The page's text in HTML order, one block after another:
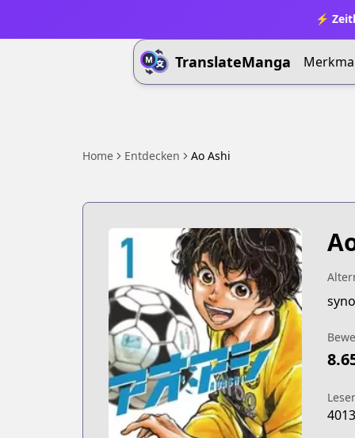
⚡
TranslateManga
Home Entdecken Ao Ashi
Leser